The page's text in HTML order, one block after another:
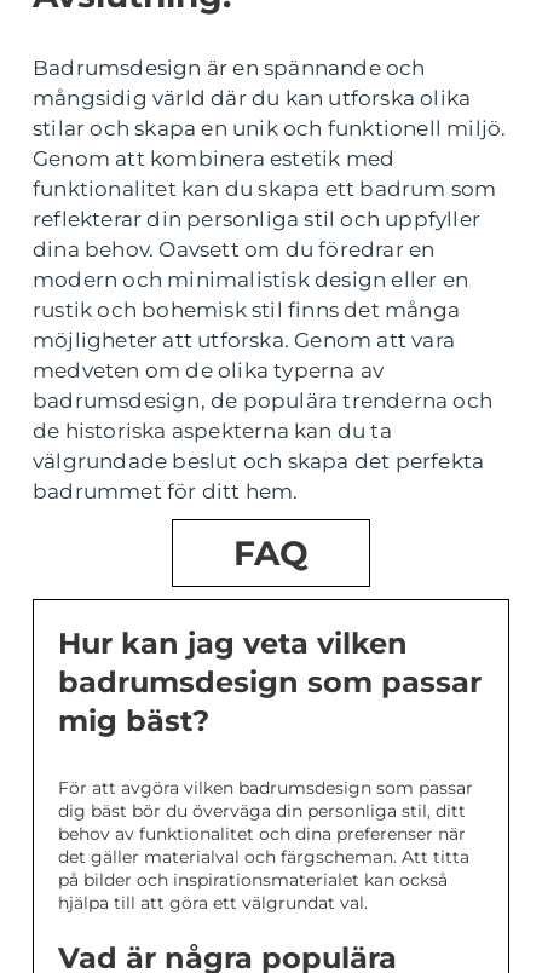
Badrumsdesign är en spännande och
mångsidig värld där du kan utforska olika
stilar och skapa en unik och funktionell miljö.
Genom att kombinera estetik med
funktionalitet kan du skapa ett badrum som
reflekterar din personliga stil och uppfyller
dina behov. Oavsett om du föredrar en
modern och minimalistisk design eller en
rustik och bohemisk stil finns det många
möjligheter att utforska. Genom att vara
medveten om de olika typerna av
badrumsdesign, de populära trenderna och
de historiska aspekterna kan du ta
välgrundade beslut och skapa det perfekta
badrummet för ditt hem.
FAQ
Hur kan jag veta vilken
badrumsdesign som passar
mig bäst?
För att avgöra vilken badrumsdesign som passar
dig bäst bör du överväga din personliga stil, ditt
behov av funktionalitet och dina preferenser när
det gäller materialval och färgscheman. Att titta
på bilder och inspirationsmaterialet kan också
hjälpa till att göra ett välgrundat val.
Vad är några populära